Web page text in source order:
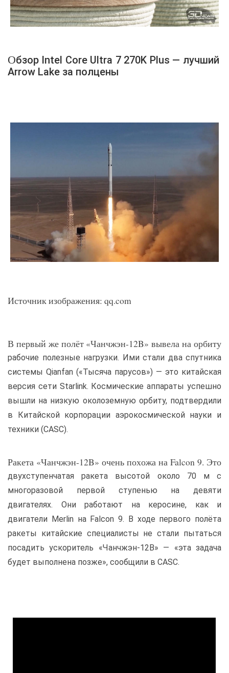
Обзор Intel Core Ultra 7 270K Plus — лучший
Arrow Lake за полцены
Источник изображения: qq.com
В первый же полёт «Чанчжэн-12B» вывела на орбиту
рабочие полезные нагрузки. Ими стали два спутника
системы Qianfan («Тысяча парусов») — это китайская
версия сети Starlink. Космические аппараты успешно
вышли на низкую околоземную орбиту, подтвердили
в Китайской корпорации аэрокосмической науки и
техники (CASC).
Ракета «Чанчжэн-12B» очень похожа на Falcon 9. Это
двухступенчатая ракета высотой около 70 м с
многоразовой первой ступенью на девяти
двигателях. Они работают на керосине, как и
двигатели Merlin на Falcon 9. В ходе первого полёта
ракеты китайские специалисты не стали пытаться
посадить ускоритель «Чанчжэн-12B» — «эта задача
будет выполнена позже», сообщили в CASC.